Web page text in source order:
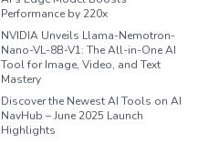
Performance by 220x
NVIDIA Unveils Llama-Nemotron-
Nano-VL-8B-V1: The All-in-One AI
Tool for Image, Video, and Text
Mastery
Discover the Newest AI Tools on AI
NavHub – June 2025 Launch
Highlights